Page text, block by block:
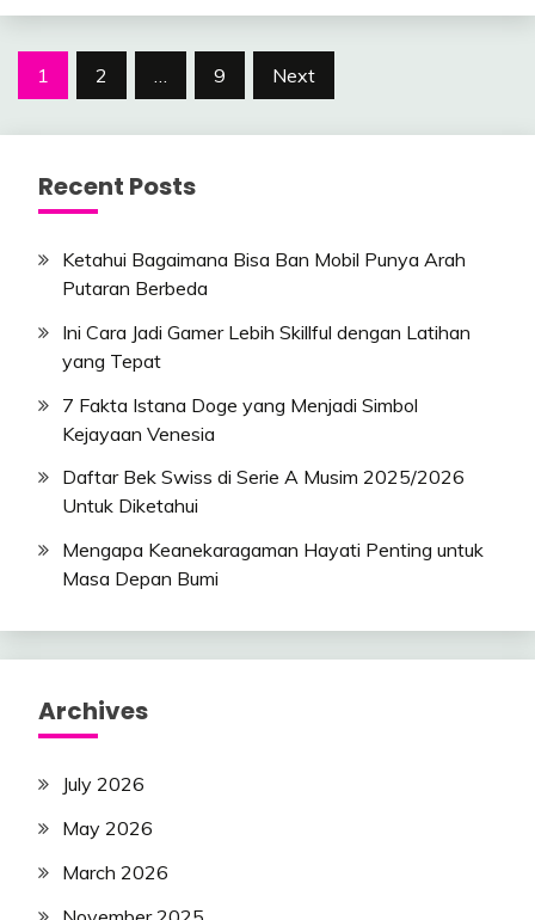
Posts
1 2 … 9 Next
Recent Posts
Ketahui Bagaimana Bisa Ban Mobil Punya Arah
Putaran Berbeda
Ini Cara Jadi Gamer Lebih Skillful dengan Latihan
yang Tepat
7 Fakta Istana Doge yang Menjadi Simbol
Kejayaan Venesia
Daftar Bek Swiss di Serie A Musim 2025/2026
Untuk Diketahui
Mengapa Keanekaragaman Hayati Penting untuk
Masa Depan Bumi
Archives
July 2026
May 2026
March 2026